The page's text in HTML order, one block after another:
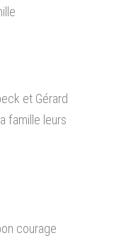
et Gérard
famille leurs
courage